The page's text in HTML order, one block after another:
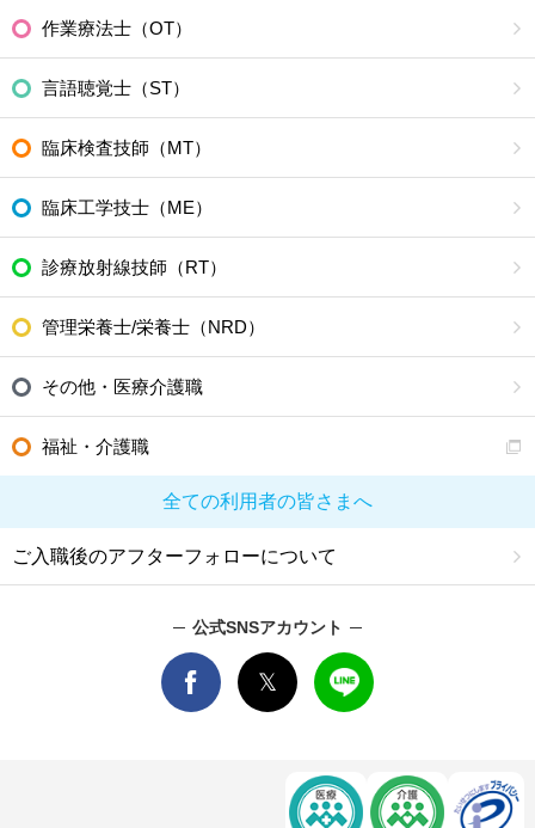
作業療法士（OT）
言語聴覚士（ST）
臨床検査技師（MT）
臨床工学技士（ME）
診療放射線技師（RT）
管理栄養士/栄養士（NRD）
その他・医療介護職
福祉・介護職
全ての利用者の皆さまへ
ご入職後のアフターフォローについて
公式SNSアカウント